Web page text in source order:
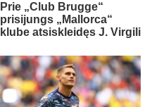
Prie „Club Brugge“
prisijungs „Mallorca“
klube atsiskleidęs J. Virgili